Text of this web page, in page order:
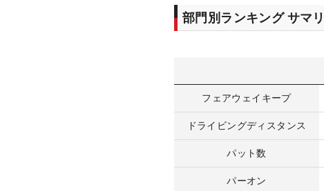
部門別ランキング サマ
フェアウェイキープ
ドライビングディスタンス
パット数
パーオン